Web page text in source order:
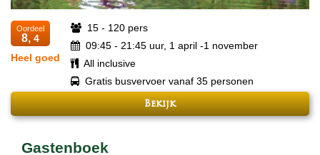
Oordeel
8, 4
Heel goed
15 - 120 pers
09:45 - 21:45 uur, 1 april -1 november
All inclusive
Gratis busvervoer vanaf 35 personen
Bekijk
Gastenboek